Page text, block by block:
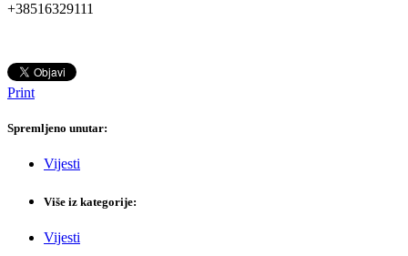
+38516329111
Print
Spremljeno unutar:
Vijesti
Više iz kategorije:
Vijesti